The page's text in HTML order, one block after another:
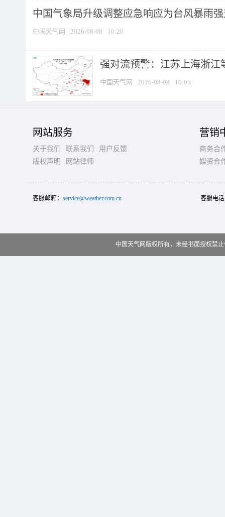
中国气象局升级调整应急响应为台风暴雨
中国天气网 2026-08-08 10:26
强对流预警：江苏上海浙江
中国天气网 2026-08-08 10:05
网站服务
关于我们 联系我们
用户反馈
版权声明
网站律师
营销
商务合
媒资合
客服邮箱： service@weather.com.cn 客服电
中国天气网版权所有，未经书面授权